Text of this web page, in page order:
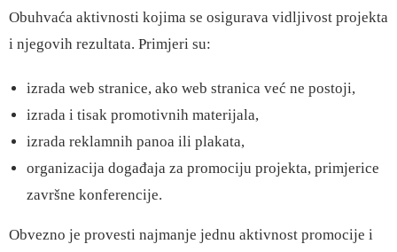
Obuhvaća aktivnosti kojima se osigurava vidljivost projekta
i njegovih rezultata. Primjeri su:
izrada web stranice, ako web stranica već ne postoji,
izrada i tisak promotivnih materijala,
izrada reklamnih panoa ili plakata,
organizacija događaja za promociju projekta, primjerice
završne konferencije.
Obvezno je provesti najmanje jednu aktivnost promocije i